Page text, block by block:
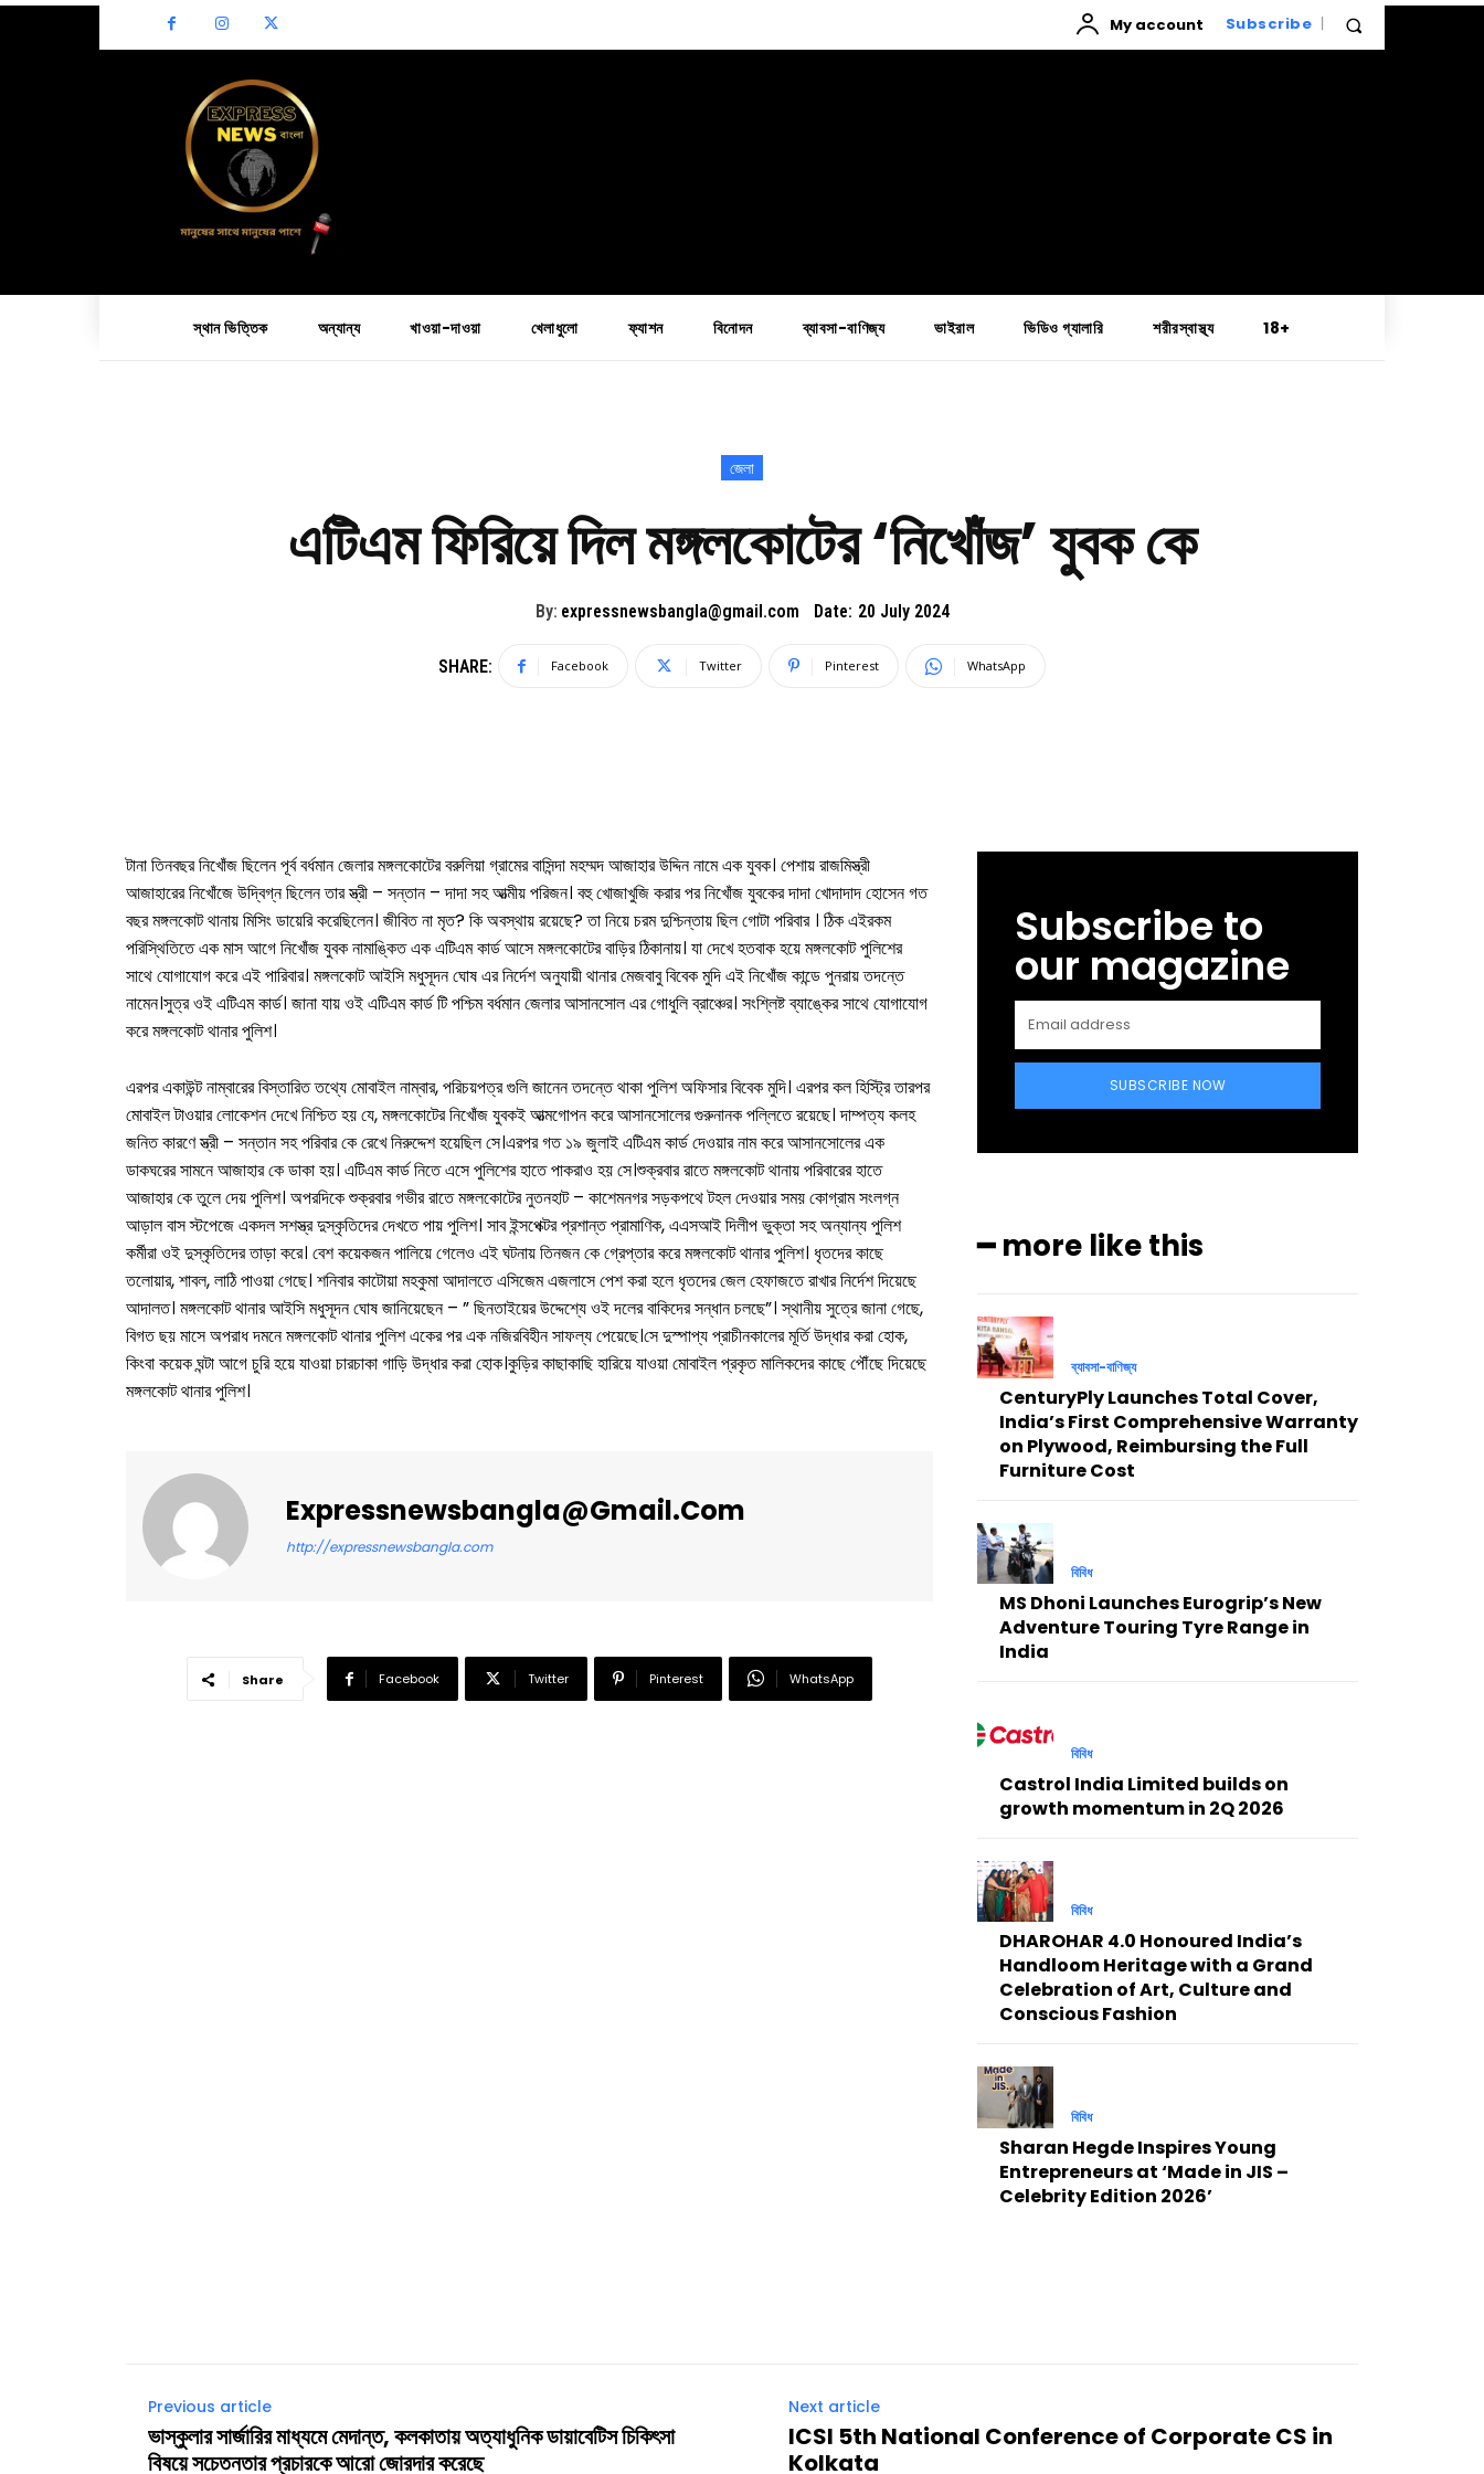
My account Subscribe
স্থান ভিত্তিক অন্যান্য খাওয়া-দাওয়া খেলাধুলো ফ্যাশন বিনোদন ব্যাবসা-বাণিজ্য ভাইরাল ভিডিও গ্যালারি শরীরস্বাস্থ্য 18+
জেলা
এটিএম ফিরিয়ে দিল মঙ্গলকোটের ‘নিখোঁজ’ যুবক কে
By: expressnewsbangla@gmail.com Date: 20 July 2024
SHARE: Facebook Twitter Pinterest WhatsApp
টানা তিনবছর নিখোঁজ ছিলেন পূর্ব বর্ধমান জেলার মঙ্গলকোটের বরুলিয়া গ্রামের বাসিন্দা মহম্মদ আজাহার উদ্দিন নামে এক যুবক। পেশায় রাজমিস্ত্রী
আজাহারের নিখোঁজে উদ্বিগ্ন ছিলেন তার স্ত্রী – সন্তান – দাদা সহ আত্মীয় পরিজন। বহু খোজাখুজি করার পর নিখোঁজ যুবকের দাদা খোদাদাদ হোসেন গত
বছর মঙ্গলকোট থানায় মিসিং ডায়েরি করেছিলেন। জীবিত না মৃত? কি অবস্থায় রয়েছে? তা নিয়ে চরম দুশ্চিন্তায় ছিল গোটা পরিবার । ঠিক এইরকম
পরিস্থিতিতে এক মাস আগে নিখোঁজ যুবক নামাঙ্কিত এক এটিএম কার্ড আসে মঙ্গলকোটের বাড়ির ঠিকানায়। যা দেখে হতবাক হয়ে মঙ্গলকোট পুলিশের
সাথে যোগাযোগ করে এই পারিবার। মঙ্গলকোট আইসি মধুসূদন ঘোষ এর নির্দেশ অনুযায়ী থানার মেজবাবু বিবেক মুদি এই নিখোঁজ কান্ডে পুনরায় তদন্তে
নামেন।সুত্র ওই এটিএম কার্ড। জানা যায় ওই এটিএম কার্ড টি পশ্চিম বর্ধমান জেলার আসানসোল এর গোধুলি ব্রাঞ্চের। সংশ্লিষ্ট ব্যাঙ্কের সাথে যোগাযোগ
করে মঙ্গলকোট থানার পুলিশ।
এরপর একাউন্ট নাম্বারের বিস্তারিত তথ্যে মোবাইল নাম্বার, পরিচয়পত্র গুলি জানেন তদন্তে থাকা পুলিশ অফিসার বিবেক মুদি। এরপর কল হিস্ট্রি তারপর
মোবাইল টাওয়ার লোকেশন দেখে নিশ্চিত হয় যে, মঙ্গলকোটের নিখোঁজ যুবকই আত্মগোপন করে আসানসোলের গুরুনানক পল্লিতে রয়েছে। দাম্পত্য কলহ
জনিত কারণে স্ত্রী – সন্তান সহ পরিবার কে রেখে নিরুদ্দেশ হয়েছিল সে।এরপর গত ১৯ জুলাই এটিএম কার্ড দেওয়ার নাম করে আসানসোলের এক
ডাকঘরের সামনে আজাহার কে ডাকা হয়। এটিএম কার্ড নিতে এসে পুলিশের হাতে পাকরাও হয় সে।শুক্রবার রাতে মঙ্গলকোট থানায় পরিবারের হাতে
আজাহার কে তুলে দেয় পুলিশ। অপরদিকে শুক্রবার গভীর রাতে মঙ্গলকোটের নুতনহাট – কাশেমনগর সড়কপথে টহল দেওয়ার সময় কোগ্রাম সংলগ্ন
আড়াল বাস স্টপেজে একদল সশস্ত্র দুস্কৃতিদের দেখতে পায় পুলিশ। সাব ইন্সপেক্টর প্রশান্ত প্রামাণিক, এএসআই দিলীপ ভুক্তা সহ অন্যান্য পুলিশ
কর্মীরা ওই দুস্কৃতিদের তাড়া করে। বেশ কয়েকজন পালিয়ে গেলেও এই ঘটনায় তিনজন কে গ্রেপ্তার করে মঙ্গলকোট থানার পুলিশ। ধৃতদের কাছে
তলোয়ার, শাবল, লাঠি পাওয়া গেছে। শনিবার কাটোয়া মহকুমা আদালতে এসিজেম এজলাসে পেশ করা হলে ধৃতদের জেল হেফাজতে রাখার নির্দেশ দিয়েছে
আদালত। মঙ্গলকোট থানার আইসি মধুসূদন ঘোষ জানিয়েছেন – ” ছিনতাইয়ের উদ্দেশ্যে ওই দলের বাকিদের সন্ধান চলছে”। স্থানীয় সুত্রে জানা গেছে,
বিগত ছয় মাসে অপরাধ দমনে মঙ্গলকোট থানার পুলিশ একের পর এক নজিরবিহীন সাফল্য পেয়েছে।সে দুস্পাপ্য প্রাচীনকালের মূর্তি উদ্ধার করা হোক,
কিংবা কয়েক ঘন্টা আগে চুরি হয়ে যাওয়া চারচাকা গাড়ি উদ্ধার করা হোক।কুড়ির কাছাকাছি হারিয়ে যাওয়া মোবাইল প্রকৃত মালিকদের কাছে পৌঁছে দিয়েছে
মঙ্গলকোট থানার পুলিশ।
Expressnewsbangla@gmail.com
http://expressnewsbangla.com
Share Facebook Twitter Pinterest WhatsApp
Subscribe to
our magazine
SUBSCRIBE NOW
━ more like this
ব্যাবসা-বাণিজ্য
CenturyPly Launches Total Cover,
India’s First Comprehensive Warranty
on Plywood, Reimbursing the Full
Furniture Cost
বিবিধ
MS Dhoni Launches Eurogrip’s New
Adventure Touring Tyre Range in
India
বিবিধ
Castrol India Limited builds on
growth momentum in 2Q 2026
বিবিধ
DHAROHAR 4.0 Honoured India’s
Handloom Heritage with a Grand
Celebration of Art, Culture and
Conscious Fashion
বিবিধ
Sharan Hegde Inspires Young
Entrepreneurs at ‘Made in JIS –
Celebrity Edition 2026’
Previous article
ভাস্কুলার সার্জারির মাধ্যমে মেদান্ত, কলকাতায় অত্যাধুনিক ডায়াবেটিস চিকিৎসা
বিষয়ে সচেতনতার প্রচারকে আরো জোরদার করেছে
Next article
ICSI 5th National Conference of Corporate CS in
Kolkata